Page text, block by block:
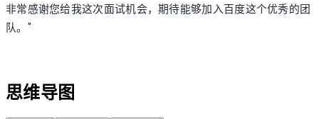
非常感谢您给我这次面试机会，期待能够加入百度这个优秀的团
队。"
思维导图